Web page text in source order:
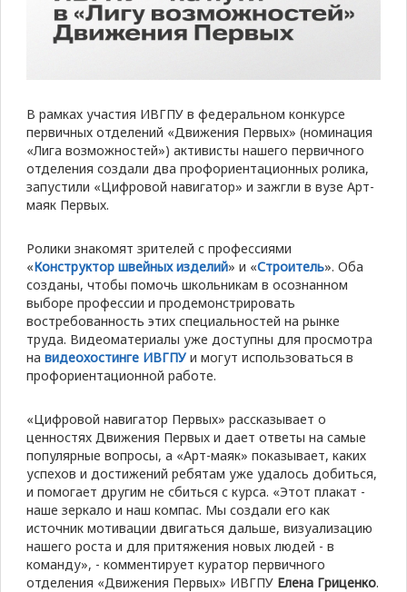
В рамках участия ИВГПУ в федеральном конкурсе
первичных отделений «Движения Первых» (номинация
«Лига возможностей») активисты нашего первичного
отделения создали два профориентационных ролика,
запустили «Цифровой навигатор» и зажгли в вузе Арт-
маяк Первых.
Ролики знакомят зрителей с профессиями
«Конструктор швейных изделий» и «Строитель». Оба
созданы, чтобы помочь школьникам в осознанном
выборе профессии и продемонстрировать
востребованность этих специальностей на рынке
труда. Видеоматериалы уже доступны для просмотра
на видеохостинге ИВГПУ и могут использоваться в
профориентационной работе.
«Цифровой навигатор Первых» рассказывает о
ценностях Движения Первых и дает ответы на самые
популярные вопросы, а «Арт-маяк» показывает, каких
успехов и достижений ребятам уже удалось добиться,
и помогает другим не сбиться с курса. «Этот плакат -
наше зеркало и наш компас. Мы создали его как
источник мотивации двигаться дальше, визуализацию
нашего роста и для притяжения новых людей - в
команду», - комментирует куратор первичного
отделения «Движения Первых» ИВГПУ Елена Гриценко.